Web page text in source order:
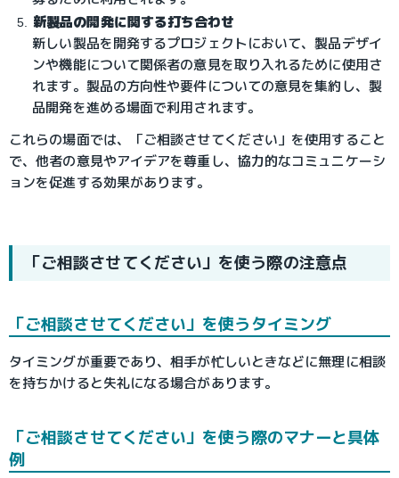
新製品の開発に関する打ち合わせ
新しい製品を開発するプロジェクトにおいて、製品デザイ
ンや機能について関係者の意見を取り入れるために使用さ
れます。製品の方向性や要件についての意見を集約し、製
品開発を進める場面で利用されます。
これらの場面では、「ご相談させてください」を使用すること
で、他者の意見やアイデアを尊重し、協力的なコミュニケーシ
ョンを促進する効果があります。
「ご相談させてください」を使う際の注意点
「ご相談させてください」を使うタイミング
タイミングが重要であり、相手が忙しいときなどに無理に相談
を持ちかけると失礼になる場合があります。
「ご相談させてください」を使う際のマナーと具体
例